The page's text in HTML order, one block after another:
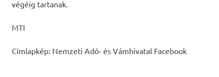
végéig tartanak.
MTI
Címlapkép: Nemzeti Adó- és Vámhivatal Facebook